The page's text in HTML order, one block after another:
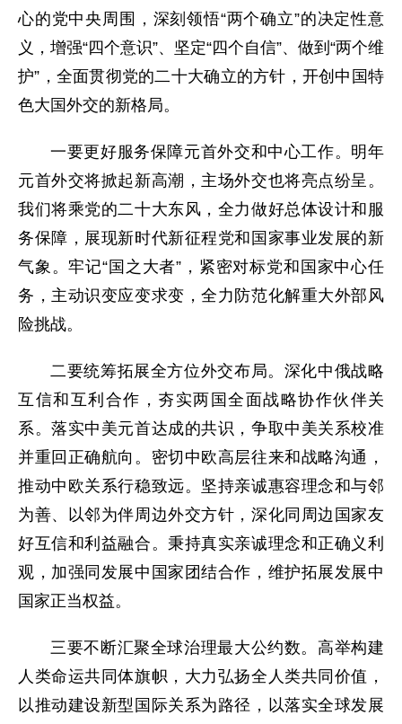
心的党中央周围，深刻领悟“两个确立”的决定性意
义，增强“四个意识”、坚定“四个自信”、做到“两个维
护”，全面贯彻党的二十大确立的方针，开创中国特
色大国外交的新格局。
一要更好服务保障元首外交和中心工作。明年
元首外交将掀起新高潮，主场外交也将亮点纷呈。
我们将乘党的二十大东风，全力做好总体设计和服
务保障，展现新时代新征程党和国家事业发展的新
气象。牢记“国之大者”，紧密对标党和国家中心任
务，主动识变应变求变，全力防范化解重大外部风
险挑战。
二要统筹拓展全方位外交布局。深化中俄战略
互信和互利合作，夯实两国全面战略协作伙伴关
系。落实中美元首达成的共识，争取中美关系校准
并重回正确航向。密切中欧高层往来和战略沟通，
推动中欧关系行稳致远。坚持亲诚惠容理念和与邻
为善、以邻为伴周边外交方针，深化同周边国家友
好互信和利益融合。秉持真实亲诚理念和正确义利
观，加强同发展中国家团结合作，维护拓展发展中
国家正当权益。
三要不断汇聚全球治理最大公约数。高举构建
人类命运共同体旗帜，大力弘扬全人类共同价值，
以推动建设新型国际关系为路径，以落实全球发展